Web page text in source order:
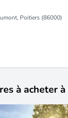
Poitiers (86000)
à acheter